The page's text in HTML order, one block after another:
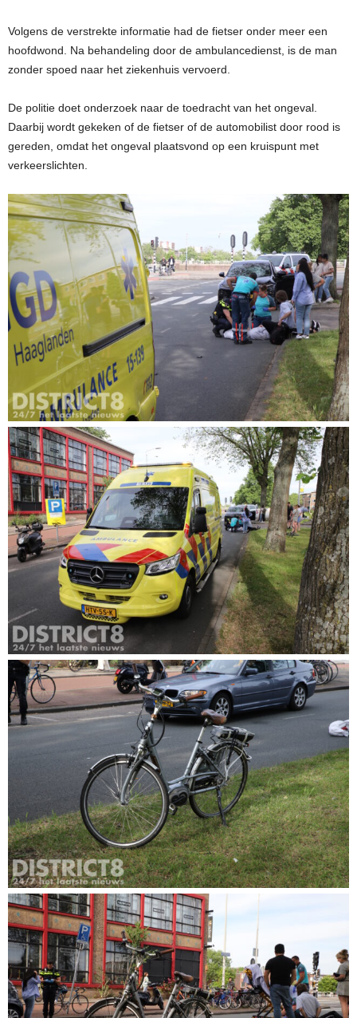
Volgens de verstrekte informatie had de fietser onder meer een
hoofdwond. Na behandeling door de ambulancedienst, is de man
zonder spoed naar het ziekenhuis vervoerd.
De politie doet onderzoek naar de toedracht van het ongeval.
Daarbij wordt gekeken of de fietser of de automobilist door rood is
gereden, omdat het ongeval plaatsvond op een kruispunt met
verkeerslichten.